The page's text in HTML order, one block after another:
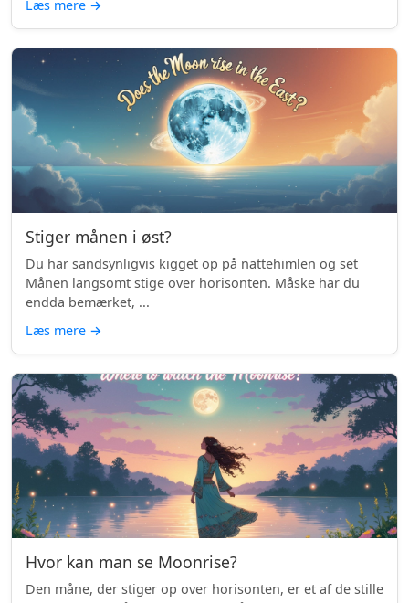
Læs mere →
Stiger månen i øst?
Du har sandsynligvis kigget op på nattehimlen og set
Månen langsomt stige over horisonten. Måske har du
endda bemærket, ...
Læs mere →
Hvor kan man se Moonrise?
Den måne, der stiger op over horisonten, er et af de stille